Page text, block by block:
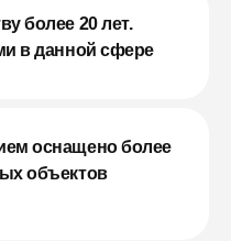
более 20 лет.
в данной сфере
оснащено более
объектов